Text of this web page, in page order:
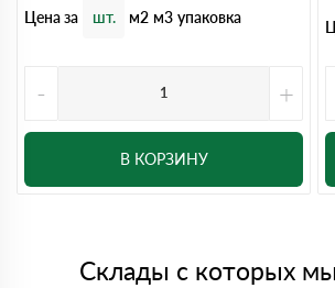
Цена за шт. м2 м3 упаковка
- +
В КОРЗИНУ
Склады с которых